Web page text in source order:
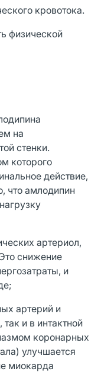
кровотока.
физической
на
стенки.
которого
действие,
что амлодипин
артериол,
снижение
и
артерий и
и в интактной
коронарных
улучшается
миокарда